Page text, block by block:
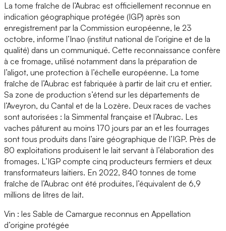
La tome fraîche de l’Aubrac est officiellement reconnue en
indication géographique protégée (IGP) après son
enregistrement par la Commission européenne, le 23
octobre, informe l’Inao (institut national de l’origine et de la
qualité) dans un communiqué. Cette reconnaissance confère
à ce fromage, utilisé notamment dans la préparation de
l’aligot, une protection à l’échelle européenne. La tome
fraîche de l’Aubrac est fabriquée à partir de lait cru et entier.
Sa zone de production s’étend sur les départements de
l’Aveyron, du Cantal et de la Lozère. Deux races de vaches
sont autorisées : la Simmental française et l’Aubrac. Les
vaches pâturent au moins 170 jours par an et les fourrages
sont tous produits dans l’aire géographique de l’IGP. Près de
80 exploitations produisent le lait servant à l’élaboration des
fromages. L’IGP compte cinq producteurs fermiers et deux
transformateurs laitiers. En 2022, 840 tonnes de tome
fraîche de l’Aubrac ont été produites, l’équivalent de 6,9
millions de litres de lait.
Vin : les Sable de Camargue reconnus en Appellation
d’origine protégée